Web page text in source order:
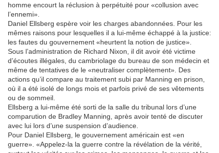
homme encourt la réclusion à perpétuité pour «collusion avec
l’ennemi».
Daniel Ellsberg espère voir les charges abandonnées. Pour les
mêmes raisons pour lesquelles il a lui-même échappé à la justice:
les fautes du gouvernement «heurtent la notion de justice».
Sous l’administration de Richard Nixon, il dit avoir été victime
d’écoutes illégales, du cambriolage du bureau de son médecin et
même de tentatives de le «neutraliser complètement». Des
actions qu’il compare au traitement subi par Manning en prison,
où il a été isolé de longs mois et parfois privé de ses vêtements
ou de sommeil.
Ellsberg a lui-même été sorti de la salle du tribunal lors d’une
comparution de Bradley Manning, après avoir tenté de discuter
avec lui lors d’une suspension d’audience.
Pour Daniel Ellsberg, le gouvernement américain est «en
guerre». «Appelez-la la guerre contre la révélation de la vérité,